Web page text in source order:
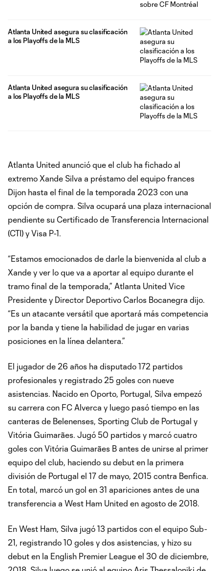
Atlanta United asegura su clasificación
a los Playoffs de la MLS
Atlanta United asegura su clasificación
a los Playoffs de la MLS
Atlanta United anunció que el club ha fichado al
extremo Xande Silva a préstamo del equipo frances
Dijon hasta el final de la temporada 2023 con una
opción de compra. Silva ocupará una plaza internacional
pendiente su Certificado de Transferencia Internacional
(CTI) y Visa P-1.
“Estamos emocionados de darle la bienvenida al club a
Xande y ver lo que va a aportar al equipo durante el
tramo final de la temporada,” Atlanta United Vice
Presidente y Director Deportivo Carlos Bocanegra dijo.
“Es un atacante versátil que aportará más competencia
por la banda y tiene la habilidad de jugar en varias
posiciones en la línea delantera.”
El jugador de 26 años ha disputado 172 partidos
profesionales y registrado 25 goles con nueve
asistencias. Nacido en Oporto, Portugal, Silva empezó
su carrera con FC Alverca y luego pasó tiempo en las
canteras de Belenenses, Sporting Club de Portugal y
Vitória Guimarães. Jugó 50 partidos y marcó cuatro
goles con Vitória Guimarães B antes de unirse al primer
equipo del club, haciendo su debut en la primera
división de Portugal el 17 de mayo, 2015 contra Benfica.
En total, marcó un gol en 31 apariciones antes de una
transferencia a West Ham United en agosto de 2018.
En West Ham, Silva jugó 13 partidos con el equipo Sub-
21, registrando 10 goles y dos asistencias, y hizo su
debut en la English Premier League el 30 de diciembre,